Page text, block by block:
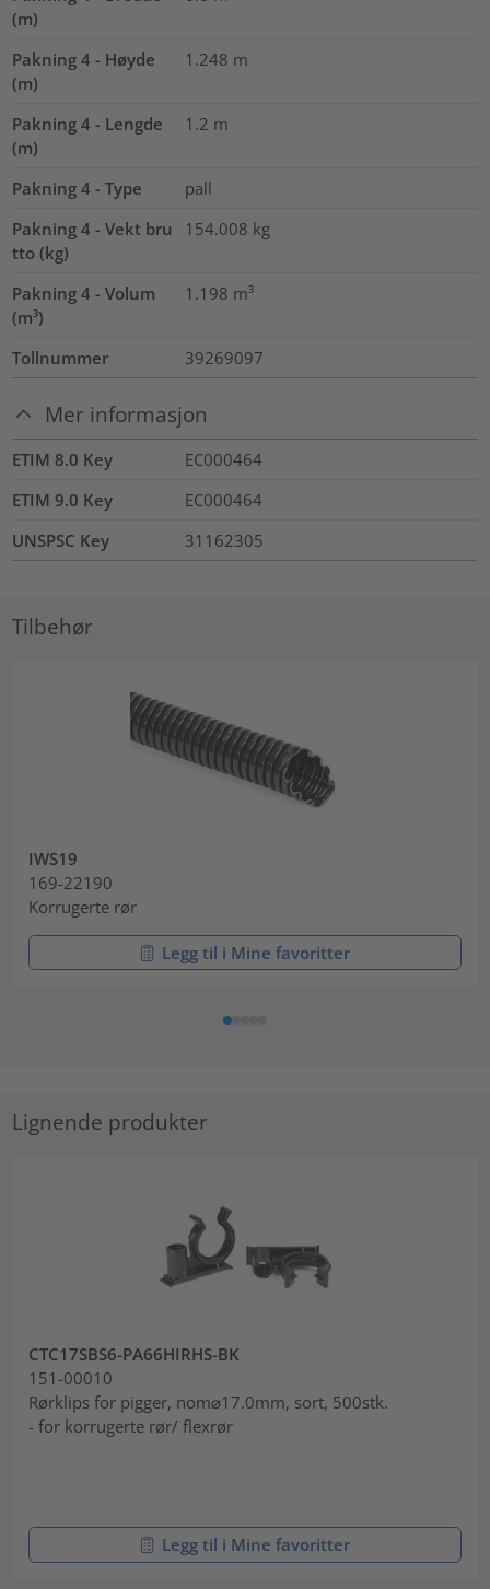
(m)
Pakning 4 - Høyde
(m)
1.248 m
Pakning 4 - Lengde
(m)
1.2 m
Pakning 4 - Type
pall
Pakning 4 - Vekt bru
tto (kg)
154.008 kg
Pakning 4 - Volum
(m³)
1.198 m³
Tollnummer 39269097
Mer informasjon
ETIM 8.0 Key
EC000464
ETIM 9.0 Key
EC000464
UNSPSC Key
31162305
Tilbehør
IWS19
169-22190
Korrugerte rør
Legg til i Mine favoritter
Lignende produkter
CTC17SBS6-PA66HIRHS-BK
151-00010
Rørklips for pigger, nom⌀17.0mm, sort, 500stk.
- for korrugerte rør/ flexrør
Legg til i Mine favoritter